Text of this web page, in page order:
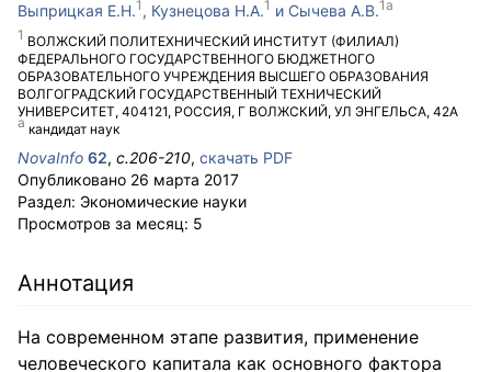
Выприцкая Е.Н.
ВОЛЖСКИЙ ПОЛИТЕХНИЧЕСКИЙ ИНСТИТУТ (ФИЛИАЛ)
ФЕДЕРАЛЬНОГО ГОСУДАРСТВЕННОГО БЮДЖЕТНОГО
ОБРАЗОВАТЕЛЬНОГО УЧРЕЖДЕНИЯ ВЫСШЕГО ОБРАЗОВАНИЯ
ВОЛГОГРАДСКИЙ ГОСУДАРСТВЕННЫЙ ТЕХНИЧЕСКИЙ
УНИВЕРСИТЕТ, 404121, РОССИЯ, Г ВОЛЖСКИЙ, УЛ ЭНГЕЛЬСА, 42А
Кузнецова Н.А. Сычева А.В.
кандидат наук
NovaInfo 62, с.206-210, скачать PDF
Опубликовано 26 марта 2017
Раздел: Экономические науки
Просмотров за месяц: 5
Аннотация
На современном этапе развития, применение
человеческого капитала как основного фактора